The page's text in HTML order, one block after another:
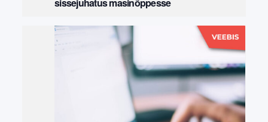
sissejuhatus masinõppesse